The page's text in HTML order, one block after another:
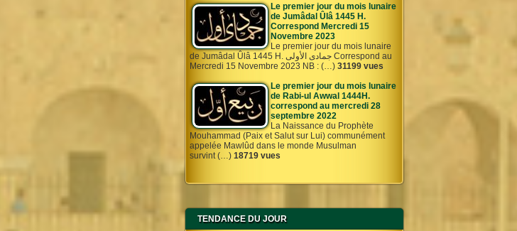
Le premier jour du mois lunaire
de Jumâdal Ûlâ 1445 H.
Correspond Mercredi 15
Novembre 2023
Le premier jour du mois lunaire
de Jumâdal Ûlâ 1445 H. جمادى الأولى Correspond au
Mercredi 15 Novembre 2023 NB : (…) 31199 vues
Le premier jour du mois lunaire
de Rabi-ul Awwal 1444H.
correspond au mercredi 28
septembre 2022
La Naissance du Prophète
Mouhammad (Paix et Salut sur Lui) communément
appelée Mawlûd dans le monde Musulman
survint (…) 18719 vues
TENDANCE DU JOUR